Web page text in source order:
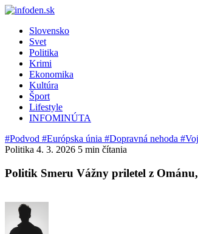
Slovensko
Svet
Politika
Krimi
Ekonomika
Kultúra
Šport
Lifestyle
INFOMINÚTA
#Podvod #Európska únia #Dopravná nehoda
Politika 4. 3. 2026 5 min čítania
Politik Smeru Vážny priletel z